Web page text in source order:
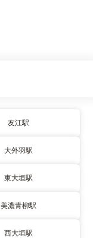
友江駅
大外羽駅
東大垣駅
美濃青柳駅
西大垣駅